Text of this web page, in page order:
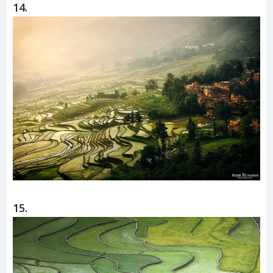
14.
15.